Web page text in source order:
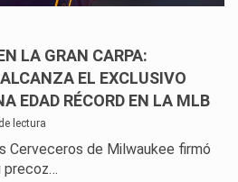
LA GRAN CARPA:
EL EXCLUSIVO
EDAD RÉCORD EN LA MLB
lectura
Cerveceros de Milwaukee firmó
precoz…